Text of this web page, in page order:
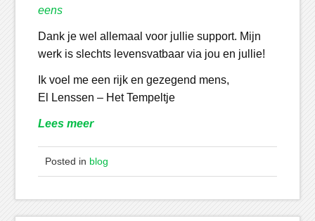
eens
Dank je wel allemaal voor jullie support. Mijn
werk is slechts levensvatbaar via jou en jullie!
Ik voel me een rijk en gezegend mens,
El Lenssen – Het Tempeltje
Lees meer
Posted in blog